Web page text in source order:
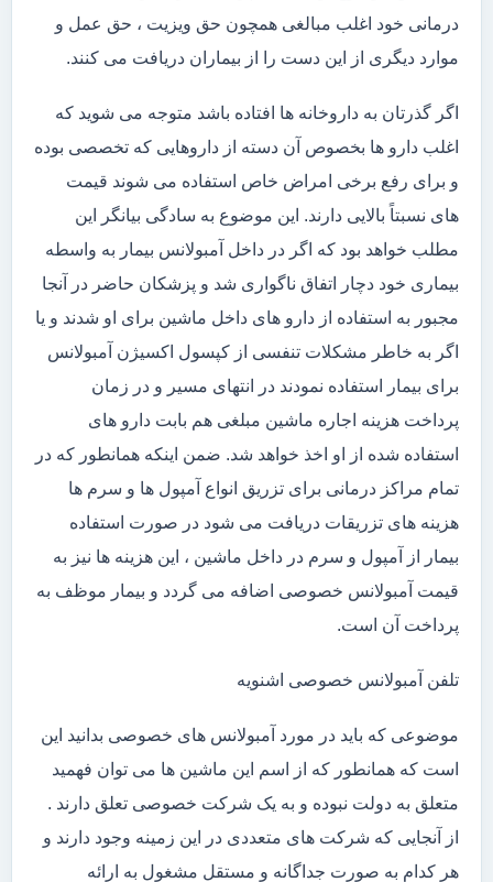
درمانی خود اغلب مبالغی همچون حق ویزیت ، حق عمل و
موارد دیگری از این دست را از بیماران دریافت می کنند.
اگر گذرتان به داروخانه ها افتاده باشد متوجه می شوید که
اغلب دارو ها بخصوص آن دسته از داروهایی که تخصصی بوده
و برای رفع برخی امراض خاص استفاده می شوند قیمت
های نسبتاً بالایی دارند. این موضوع به سادگی بیانگر این
مطلب خواهد بود که اگر در داخل آمبولانس بیمار به واسطه
بیماری خود دچار اتفاق ناگواری شد و پزشکان حاضر در آنجا
مجبور به استفاده از دارو های داخل ماشین برای او شدند و یا
اگر به خاطر مشکلات تنفسی از کپسول اکسیژن آمبولانس
برای بیمار استفاده نمودند در انتهای مسیر و در زمان
پرداخت هزینه اجاره ماشین مبلغی هم بابت دارو های
استفاده شده از او اخذ خواهد شد. ضمن اینکه همانطور که در
تمام مراکز درمانی برای تزریق انواع آمپول ها و سرم ها
هزینه های تزریقات دریافت می شود در صورت استفاده
بیمار از آمپول و سرم در داخل ماشین ، این هزینه ها نیز به
قیمت آمبولانس خصوصی اضافه می گردد و بیمار موظف به
پرداخت آن است.
تلفن آمبولانس خصوصی اشنویه
موضوعی که باید در مورد آمبولانس های خصوصی بدانید این
است که همانطور که از اسم این ماشین ها می توان فهمید
متعلق به دولت نبوده و به یک شرکت خصوصی تعلق دارند .
از آنجایی که شرکت های متعددی در این زمینه وجود دارند و
هر کدام به صورت جداگانه و مستقل مشغول به ارائه